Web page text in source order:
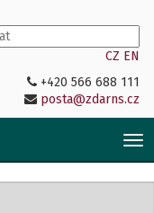
CZ EN
+420 566 688 111
posta@zdarns.cz